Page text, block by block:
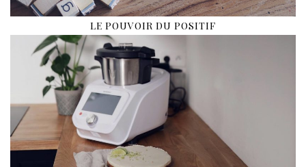
LE POUVOIR DU POSITIF